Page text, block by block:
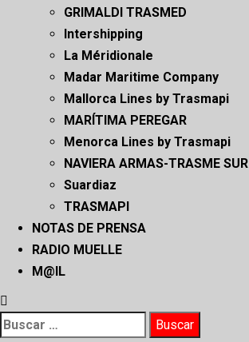
GRIMALDI TRASMED
Intershipping
La Méridionale
Madar Maritime Company
Mallorca Lines by Trasmapi
MARÍTIMA PEREGAR
Menorca Lines by Trasmapi
NAVIERA ARMAS-TRASME SUR
Suardiaz
TRASMAPI
NOTAS DE PRENSA
RADIO MUELLE
M@IL
Buscar: